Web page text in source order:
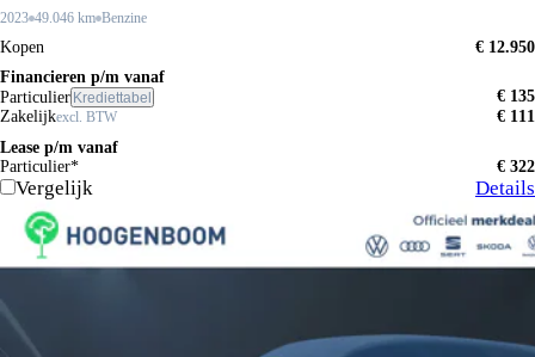
2023 49.046 km Benzine
Kopen
€ 12.950
Financieren p/m vanaf
Particulier Krediettabel
€ 135
Zakelijkexcl. BTW
€ 111
Lease p/m vanaf
Particulier*
€ 322
Vergelijk Details